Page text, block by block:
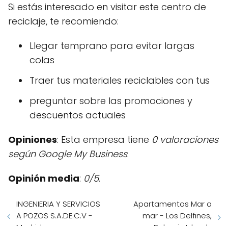
Si estás interesado en visitar este centro de
reciclaje, te recomiendo:
Llegar temprano para evitar largas
colas
Traer tus materiales reciclables con tus
preguntar sobre las promociones y
descuentos actuales
Opiniones: Esta empresa tiene 0 valoraciones
según Google My Business.
Opinión media: 0/5.
INGENIERIA Y SERVICIOS
A POZOS S.A.DE.C.V -
Apartamentos Mar a
mar - Los Delfines,